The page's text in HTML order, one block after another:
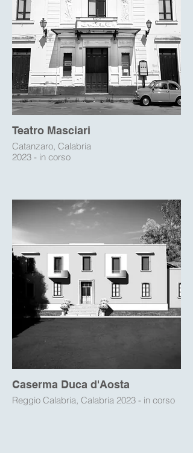
Teatro Masciari
Catanzaro, Calabria
2023 - in corso
Caserma Duca d'Aosta
Reggio Calabria, Calabria 2023 - in corso